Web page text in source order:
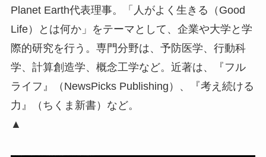
Planet Earth代表理事。「人がよく生きる（Good
Life）とは何か」をテーマとして、企業や大学と学
際的研究を行う。専門分野は、予防医学、行動科
学、計算創造学、概念工学など。近著は、『フル
ライフ』（NewsPicks Publishing）、『考え続ける
力』（ちくま新書）など。
▲